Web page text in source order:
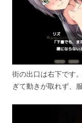
街の出口は右下です
ぎて動きが取れず、